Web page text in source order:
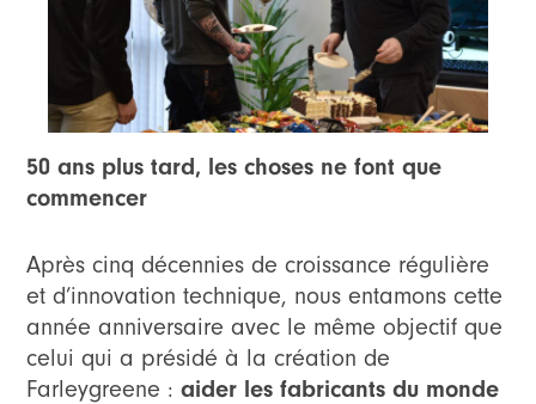
50 ans plus tard, les choses ne font que
commencer
Après cinq décennies de croissance régulière
et d’innovation technique, nous entamons cette
année anniversaire avec le même objectif que
celui qui a présidé à la création de
Farleygreene :aider les fabricants du monde